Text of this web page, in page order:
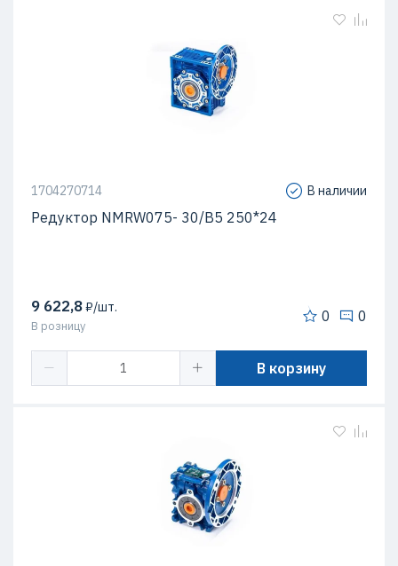
1704270714 В наличии
Редуктор NMRW075- 30/B5 250*24
9 622,8₽/шт.
В розницу
0 0
В корзину